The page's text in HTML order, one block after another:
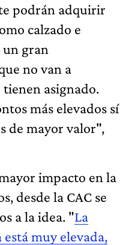
podrán adquirir
calzado e
gran
no van a
asignado.
más elevados sí
de mayor valor",
impacto en la
desde la CAC se
a la idea. "La
muy elevada,